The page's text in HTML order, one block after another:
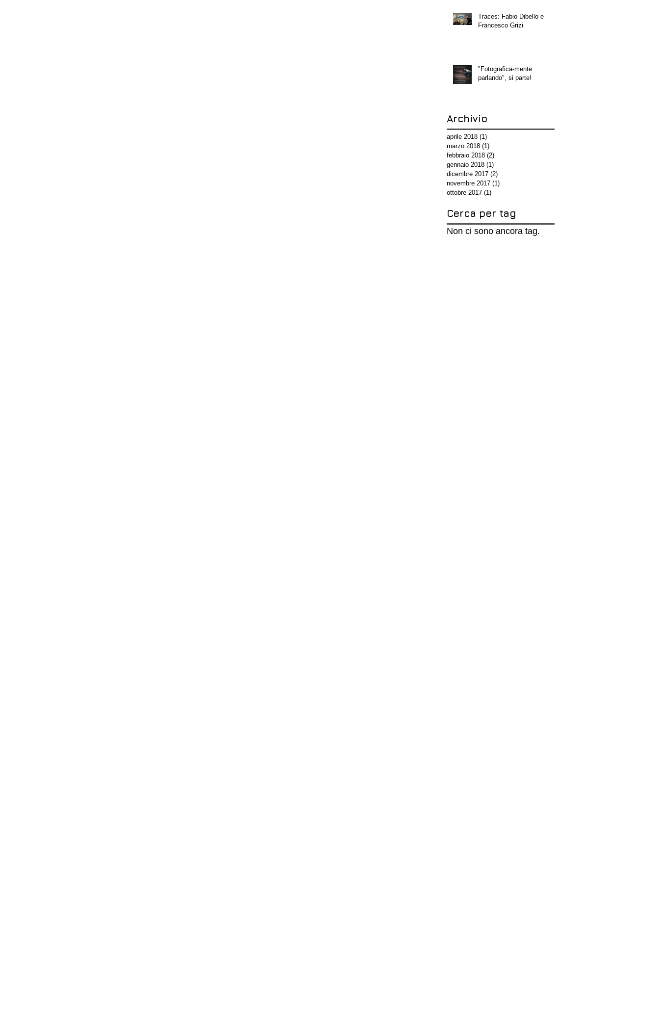
Traces: Fabio Dibello e
Francesco Grizi
"Fotografica-mente
parlando", si parte!
Archivio
aprile 2018 (1)
marzo 2018 (1)
febbraio 2018 (2)
gennaio 2018 (1)
dicembre 2017 (2)
novembre 2017 (1)
ottobre 2017 (1)
Cerca per tag
Non ci sono ancora tag.